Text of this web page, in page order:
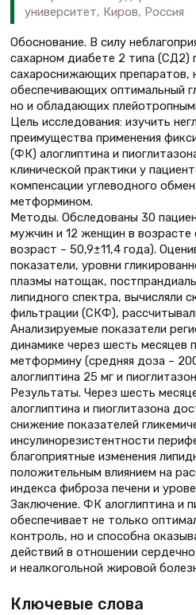
университет, Киров, Россия
Обоснование. В силу
сахарном диабете 2 типа (СД2)
сахароснижающих препаратов,
обеспечивающих оптимальный
но и обладающих
Цель исследования: изучить
преимущества применения
(ФК) алоглиптина и
клинической практики у
компенсации углеводного
метформином.
Методы. Обследованы 30
мужчин и 12 женщин в
возраст – 50,9±11,4 года).
показатели, уровни
плазмы натощак,
липидного спектра, вычисляли
фильтрации (СКФ),
Анализируемые показатели
динамике через шесть месяцев
метформину (средняя доза –
алоглиптина 25 мг и
Результаты. Через шесть
алоглиптина и пиоглитазона
снижение показателей
инсулинорезистентности
благоприятные изменения
положительным влиянием на
индекса фиброза печени и
Заключение. ФК алоглиптина и
обеспечивает не только
контроль, но и способна
действий в отношении
и неалкогольной жировой
Ключевые слова